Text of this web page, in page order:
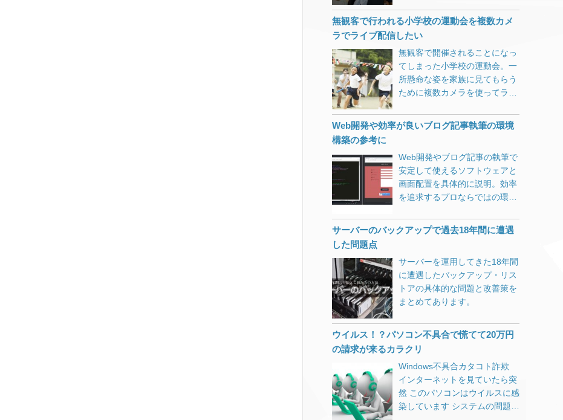
ンも再起動もできない。 ほぼ全
てのアプリケーションが起動は
するがすぐにフリーズする。 情
報を調べようにもブラウザ
（ChromeとFirefox）がすぐに
フリーズ。 なぜかEdgeだけは
機能しました。 普段使わない
した。（ひょっとしてこれが狙
示されないので、思い切って
Windows 10 Version 1803へア
ップデートしてみることにしま
した。 最初のうちはサクサクと
に10分以上かかるという利用者
様。 Microsoftに限ったことで
はありませんが、プログレスバ
ーの表示は「全体の完了時間を
予測してその割合」を表示する
ようにそろそろ改善してくれま
せんかね。 確か昔のWindows
インストーラは目安時間が表示
されてましたが（40分とか表示
されつつも平気で3時間とかか
かってましたが）今の技術を使
えばもっと正確な表示ができる
と思うのですが。 これが終わら
ツールを独自の視点で考えま
す。
無観客で行われる小学校の運動会を複数カメ
ラでライブ配信したい
無観客で開催されることになっ
てしまった小学校の運動会。一
所懸命な姿を家族に見てもらう
ために複数カメラを使ってライ
の中で試行錯誤しています。
Web開発や効率が良いブログ記事執筆の環境
構築の参考に
Web開発やブログ記事の執筆で
安定して使えるソフトウェアと
画面配置を具体的に説明。効率
を追求するプロならではの環
上に使い勝手の良い環境構築に
お役立てください。
サーバーのバックアップで過去18年間に遭遇
した問題点
サーバーを運用してきた18年間
に遭遇したバックアップ・リス
トアの具体的な問題と改善策を
まとめてあります。
ウイルス！？パソコン不具合で慌てて20万円
の請求が来るカラクリ
Windows不具合カタコト詐欺
インターネットを見ていたら突
然 このパソコンはウイルスに感
染しています システムの問題が